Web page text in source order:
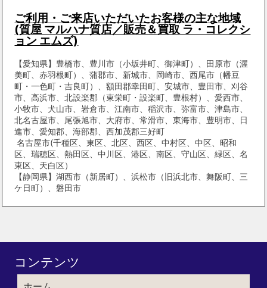
ご利用・ご来店いただいたお客様の主な地域
(質屋 マルハナ質店／販売＆買取 ラ・コレクシ
ョン エムズ)
【愛知県】豊橋市、豊川市（小坂井町、御津町）、田原市（渥
美町、赤羽根町）、蒲郡市、新城市、岡崎市、西尾市（幡豆
町・一色町・吉良町）、額田郡幸田町、安城市、豊田市、刈谷
市、高浜市、北設楽郡（東栄町・設楽町、豊根村）、愛西市、
小牧市、犬山市、岩倉市、江南市、稲沢市、弥富市、津島市、
北名古屋市、尾張旭市、大府市、常滑市、東海市、豊明市、日
進市、愛知郡、海部郡、西加茂郡三好町
名古屋市(千種区、東区、北区、西区、中村区、中区、昭和
区、瑞穂区、熱田区、中川区、港区、南区、守山区、緑区、名
東区、天白区）
【静岡県】湖西市（新居町）、浜松市（旧浜北市、舞阪町、三
ケ日町）、磐田市
コンテンツ